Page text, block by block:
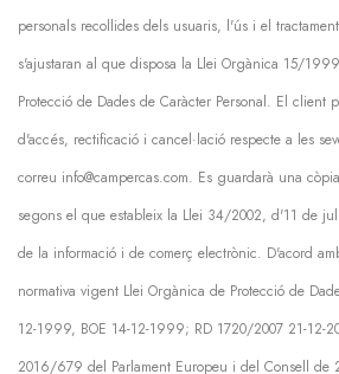
personals recollides dels usuaris, l'ús i el
s'ajustaran al que disposa la Llei Orgànica 15/
Protecció de Dades de Caràcter Personal. El client
d'accés, rectificació i cancel·lació respecte a les
correu info@campercas.com. Es guardarà una
segons el que estableix la Llei 34/2002, d'11 de
de la informació i de comerç electrònic. D'acord
normativa vigent Llei Orgànica de Protecció de
12-1999, BOE 14-12-1999; RD 1720/2007 21-12-
2016/679 del Parlament Europeu i del Consell de